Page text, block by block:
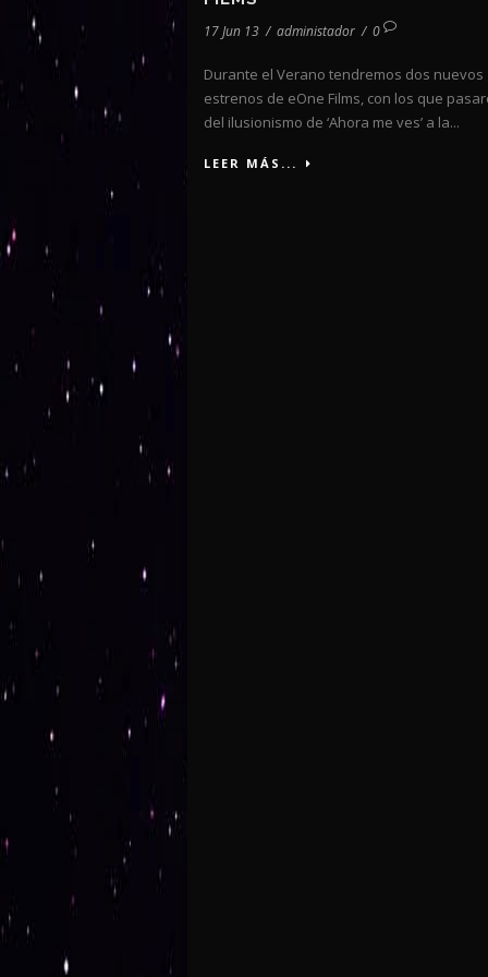
17 Jun 13 / administador / 0
Durante el Verano tendremos dos nuevos
estrenos de eOne Films, con los que
del ilusionismo de ‘Ahora me ves’ a la...
LEER MÁS...